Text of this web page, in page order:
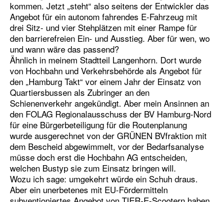
kommen. Jetzt „steht“ also seitens der Entwickler das
Angebot für ein autonom fahrendes E-Fahrzeug mit
drei Sitz- und vier Stehplätzen mit einer Rampe für
den barrierefreien Ein- und Ausstieg. Aber für wen, wo
und wann wäre das passend?
Ähnlich in meinem Stadtteil Langenhorn. Dort wurde
von Hochbahn und Verkehrsbehörde als Angebot für
den „Hamburg Takt“ vor einem Jahr der Einsatz von
Quartiersbussen als Zubringer an den
Schienenverkehr angekündigt. Aber mein Ansinnen an
den FOLAG Regionalausschuss der BV Hamburg-Nord
für eine Bürgerbeteiligung für die Routenplanung
wurde ausgerechnet von der GRÜNEN BVfraktion mit
dem Bescheid abgewimmelt, vor der Bedarfsanalyse
müsse doch erst die Hochbahn AG entscheiden,
welchen Bustyp sie zum Einsatz bringen will.
Wozu ich sage: umgekehrt würde ein Schuh draus.
Aber ein unerbetenes mit EU-Fördermitteln